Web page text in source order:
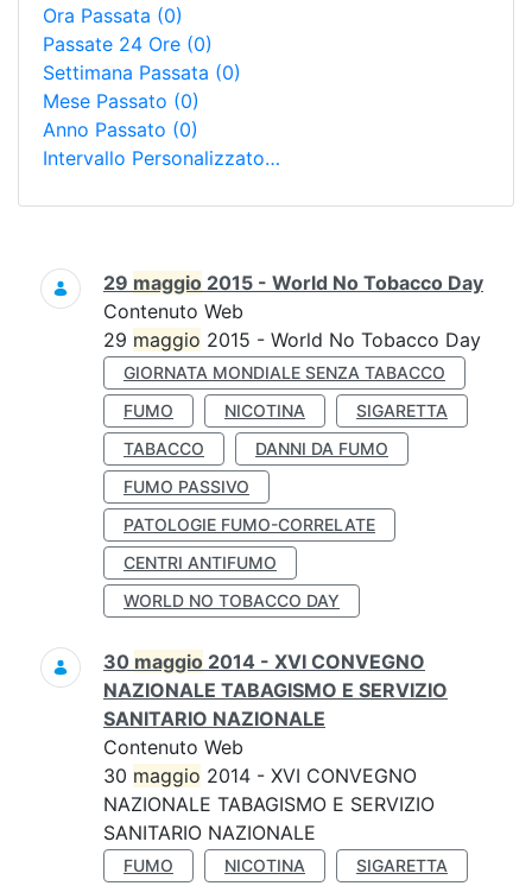
Ora Passata (0)
Passate 24 Ore (0)
Settimana Passata (0)
Mese Passato (0)
Anno Passato (0)
Intervallo Personalizzato…
Ricerca
29 maggio 2015 - World No Tobacco Day
Contenuto Web
29 maggio 2015 - World No Tobacco Day
GIORNATA MONDIALE SENZA TABACCO
FUMO
NICOTINA
SIGARETTA
TABACCO
DANNI DA FUMO
FUMO PASSIVO
PATOLOGIE FUMO-CORRELATE
CENTRI ANTIFUMO
WORLD NO TOBACCO DAY
30 maggio 2014 - XVI CONVEGNO
NAZIONALE TABAGISMO E SERVIZIO
SANITARIO NAZIONALE
Contenuto Web
30 maggio 2014 - XVI CONVEGNO
NAZIONALE TABAGISMO E SERVIZIO
SANITARIO NAZIONALE
FUMO NICOTINA
SIGARETTA